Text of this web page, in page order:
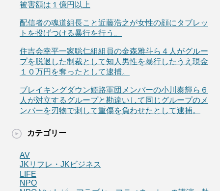
被害額は１億円以上
配信者の魂道組長こと近藤浩之が女性の顔にタブレッ
トを投げつける暴行を行う。
住吉会幸平一家聡仁組組員の金森雅斗ら４人がグルー
プを脱退した制裁として知人男性を暴行したうえ現金
１０万円を奪ったとして逮捕。
ブレイキングダウン姫路軍団メンバーの小川泰輝ら６
人が対立するグループと勘違いして同じグループのメ
ンバーを刃物で刺して重傷を負わせたとして逮捕。
カテゴリー
AV
JKリフレ・JKビジネス
LIFE
NPO